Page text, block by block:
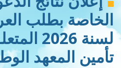
لسنة
تأمين المعهد